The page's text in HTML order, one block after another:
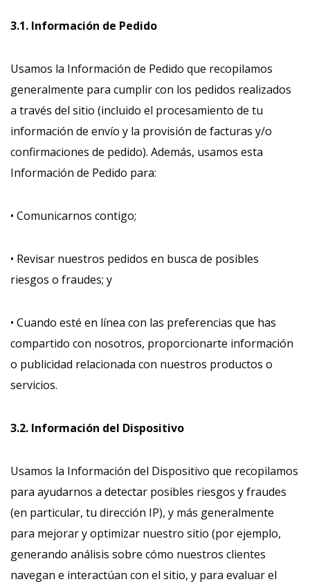
3.1. Información de Pedido
Usamos la Información de Pedido que recopilamos
generalmente para cumplir con los pedidos realizados
a través del sitio (incluido el procesamiento de tu
información de envío y la provisión de facturas y/o
confirmaciones de pedido). Además, usamos esta
Información de Pedido para:
• Comunicarnos contigo;
• Revisar nuestros pedidos en busca de posibles
riesgos o fraudes; y
• Cuando esté en línea con las preferencias que has
compartido con nosotros, proporcionarte información
o publicidad relacionada con nuestros productos o
servicios.
3.2. Información del Dispositivo
Usamos la Información del Dispositivo que recopilamos
para ayudarnos a detectar posibles riesgos y fraudes
(en particular, tu dirección IP), y más generalmente
para mejorar y optimizar nuestro sitio (por ejemplo,
generando análisis sobre cómo nuestros clientes
navegan e interactúan con el sitio, y para evaluar el